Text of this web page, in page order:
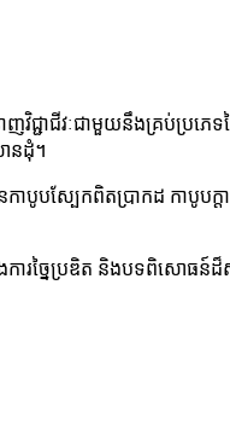
ជ្ជាជីវៈជាមួយនឹងគ្រប់ប្រ
នដុំ។
បែកពិតប្រាកដ កាបូបក្ដា
ារច្នៃប្រឌិត និងបទពិសោធន៍